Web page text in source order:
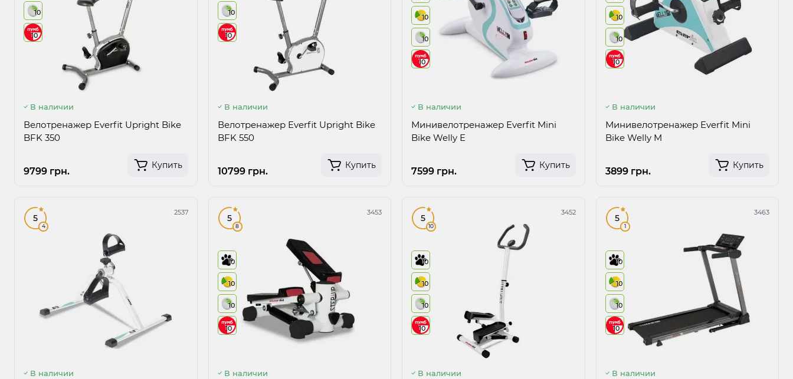
10
10
В наличии
Велотренажер Everfit Upright Bike
BFK 350
9799 грн.
Купить
10
10
В наличии
Велотренажер Everfit Upright Bike
BFK 550
10799 грн.
Купить
10
10
10
В наличии
Минивелотренажер Everfit Mini
Bike Welly E
7599 грн.
Купить
10
10
10
В наличии
Минивелотренажер Everfit Mini
Bike Welly M
3899 грн.
Купить
2537
5
4
В наличии
3453
5
8
10
10
10
10
В наличии
3452
5
10
10
10
10
10
В наличии
3463
5
1
10
10
10
10
В наличии